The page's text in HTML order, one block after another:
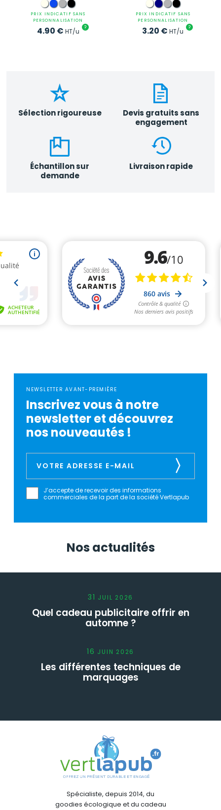
PRIX INDICATIF SANS
PERSONNALISATION
4.90 € HT/u ?
PRIX INDICATIF SANS
PERSONNALISATION
3.20 € HT/u ?
Sélection rigoureuse
Devis gratuits sans
engagement
Échantillon sur
demande
Livraison rapide
NEWSLETTER AVANT-PREMIÈRE
Inscrivez vous à notre
newsletter et découvrez
nos nouveautés !
J’accepte de recevoir des informations
commerciales de la part de la société Vertlapub
Nos actualités
31 JUIL 2026
Quel cadeau publicitaire offrir en
automne ?
16 JUIN 2026
Les différentes techniques de
marquages
Spécialiste, depuis 2014, du
goodies écologique et du cadeau